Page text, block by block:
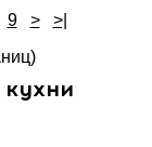
9 >
>|